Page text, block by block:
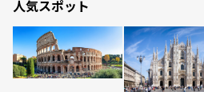
人気スポット